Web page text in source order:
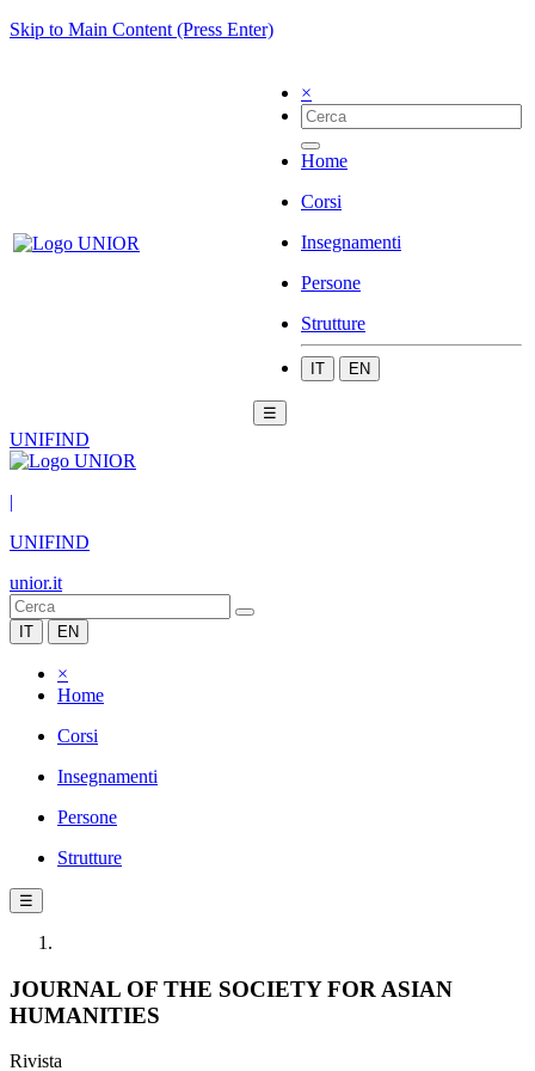
Skip to Main Content (Press Enter)
×
Home
Corsi
Insegnamenti
Persone
Strutture
IT EN
☰
UNIFIND
|
UNIFIND
unior.it
IT EN
×
Home
Corsi
Insegnamenti
Persone
Strutture
☰
JOURNAL OF THE SOCIETY FOR ASIAN
HUMANITIES
Rivista